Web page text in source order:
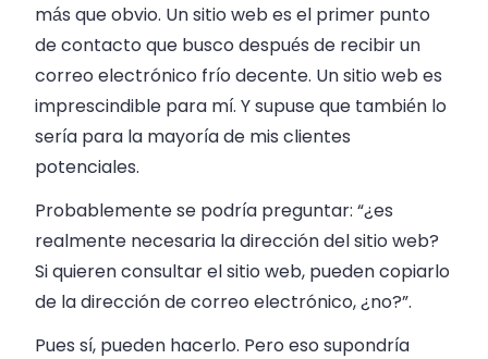
más que obvio. Un sitio web es el primer punto
de contacto que busco después de recibir un
correo electrónico frío decente. Un sitio web es
imprescindible para mí. Y supuse que también lo
sería para la mayoría de mis clientes
potenciales.
Probablemente se podría preguntar: “¿es
realmente necesaria la dirección del sitio web?
Si quieren consultar el sitio web, pueden copiarlo
de la dirección de correo electrónico, ¿no?”.
Pues sí, pueden hacerlo. Pero eso supondría